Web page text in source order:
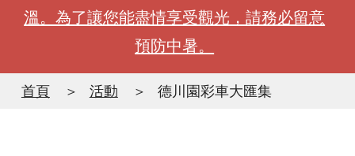
溫。為了讓您能盡情享受觀光，請務必留意
預防中暑。
首頁 活動 德川園彩車大匯集